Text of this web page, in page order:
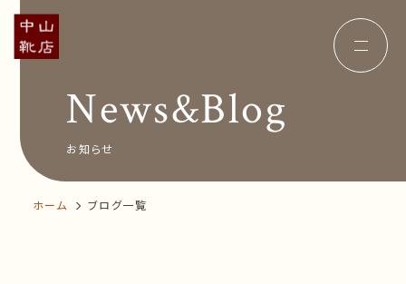
Concept コンセプト
Insole オーダー中敷き
News&Blog
Company
News&Blog
お知らせ
ホーム ブログ一覧